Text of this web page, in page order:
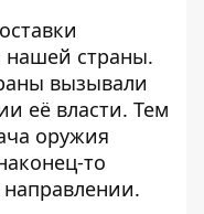
нашей страны.
вызывали
её власти. Тем
оружия
то